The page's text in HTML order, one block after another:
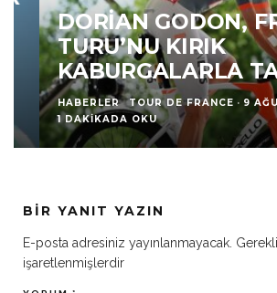
DORIAN GODON,
TURU’NU KIRIK
KABURGALARLA
HABERLER TOUR DE FRANCE · 9
1 DAKIKADA OKU
BIR YANIT YAZIN
E-posta adresiniz yayınlanmayacak.
işaretlenmişlerdir